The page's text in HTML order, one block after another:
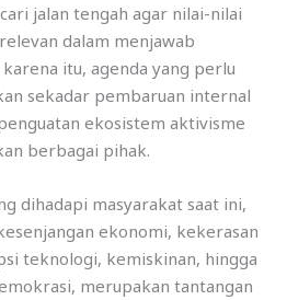
jalan tengah agar nilai-nilai
dalam menjawab
itu, agenda yang perlu
sekadar pembaruan internal
ekosistem aktivisme
berbagai pihak.
dihadapi masyarakat saat ini,
ekonomi, kekerasan
teknologi, kemiskinan, hingga
merupakan tantangan